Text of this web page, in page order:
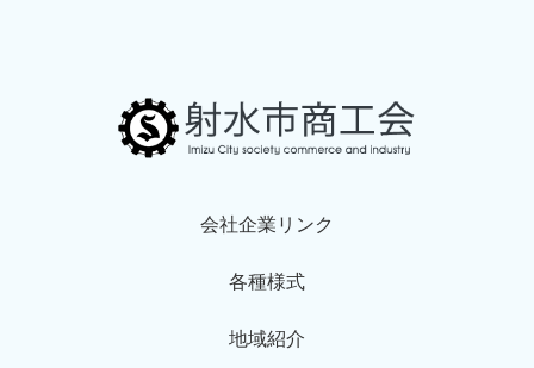
会社企業リンク
各種様式
地域紹介